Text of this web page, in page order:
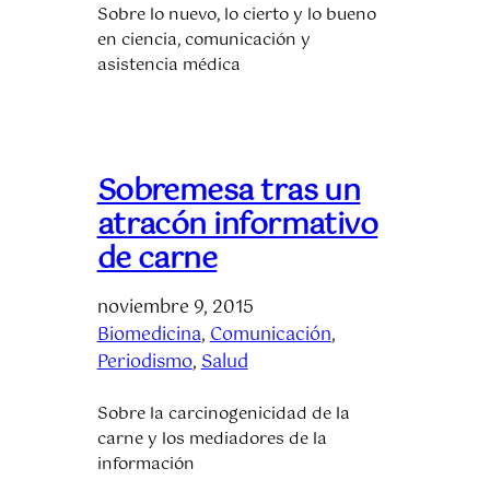
Sobre lo nuevo, lo cierto y lo bueno
en ciencia, comunicación y
asistencia médica
Sobremesa tras un
atracón informativo
de carne
noviembre 9, 2015
Biomedicina, Comunicación
Periodismo, Salud
Sobre la carcinogenicidad de la
carne y los mediadores de la
información